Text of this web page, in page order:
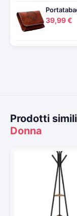
39,99 €
Prodotti
Donna